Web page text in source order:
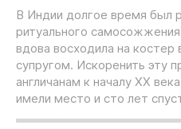
В Индии долгое время был
ритуального
вдова восходила на
супругом. Искоренить эту
англичанам к началу XX
имели место и сто лет